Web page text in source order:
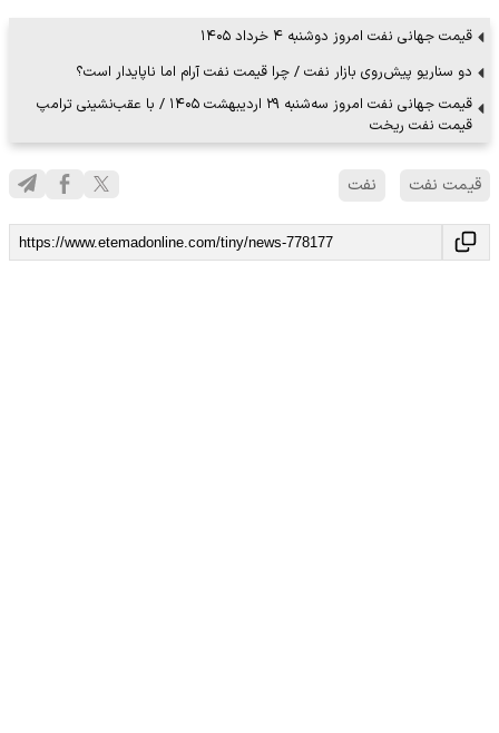
قیمت جهانی نفت امروز دوشنبه ۴ خرداد ۱۴۰۵
دو سناریو پیش‌روی بازار نفت / چرا قیمت نفت آرام اما ناپایدار است؟
قیمت جهانی نفت امروز سه‌شنبه ۲۹ اردیبهشت ۱۴۰۵ / با عقب‌نشینی ترامپ
قیمت نفت ریخت
قیمت نفت نفت